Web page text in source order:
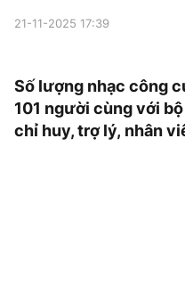
21-11-2025 17:39
Số lượng nhạc công
101 người cùng với
chỉ huy, trợ lý, nhân